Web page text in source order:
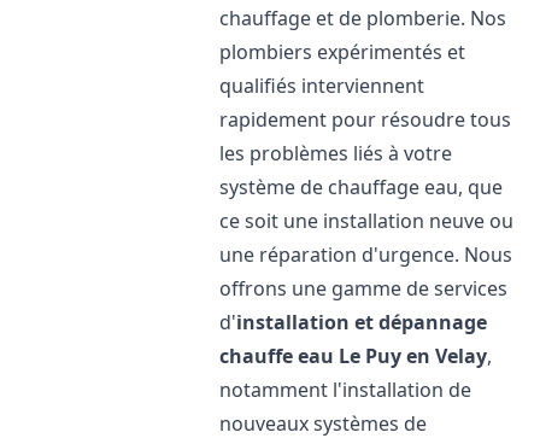
chauffage et de plomberie. Nos
plombiers expérimentés et
qualifiés interviennent
rapidement pour résoudre tous
les problèmes liés à votre
système de chauffage eau, que
ce soit une installation neuve ou
une réparation d'urgence. Nous
offrons une gamme de services
d'installation et dépannage
chauffe eau Le Puy en Velay,
notamment l'installation de
nouveaux systèmes de